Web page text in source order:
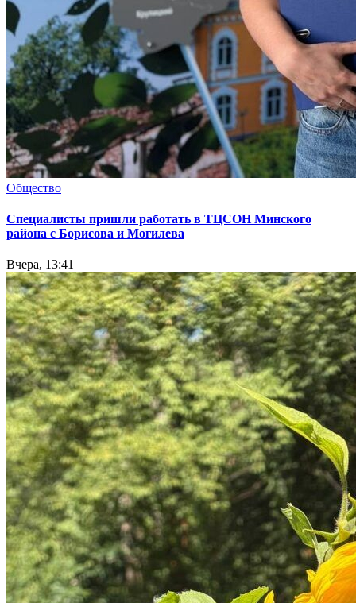
Общество
Специалисты пришли работать в ТЦСОН Минского
района с Борисова и Могилева
Вчера, 13:41